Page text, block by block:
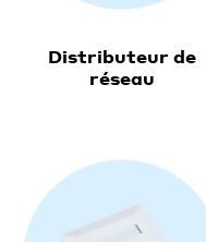
Distributeur de
réseau